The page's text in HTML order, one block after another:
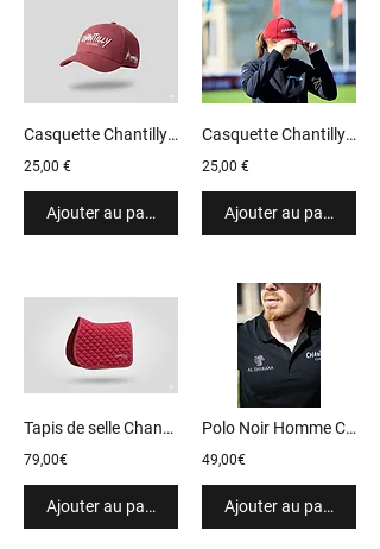
Casquette Chantilly 2025
25,00 €
Ajouter au panier
Casquette Chantilly 2024
25,00 €
Ajouter au panier
Tapis de selle Chantilly 2024
79,00€
Ajouter au panier
Polo Noir Homme Chantilly 2026
49,00€
Ajouter au panier